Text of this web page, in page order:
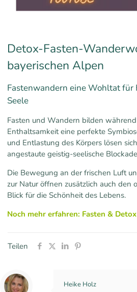
Detox-Fasten-
bayerischen Alpen
Fastenwandern eine Wohltat für
Seele
Fasten und Wandern bilden
Enthaltsamkeit eine perfekte
und Entlastung des Körpers lösen
angestaute geistig-seelische
Die Bewegung an der frischen Luft
zur Natur öffnen zusätzlich auch den
Blick für die Schönheit des Lebens.
Noch mehr erfahren: Fasten & Detox
Teilen
Heike Holz